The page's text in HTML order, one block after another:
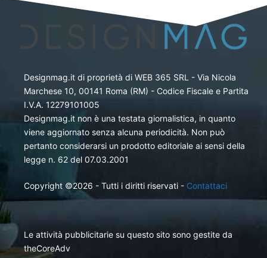
Designmag.it di proprietà di WEB 365 SRL - Via Nicola
Marchese 10, 00141 Roma (RM) - Codice Fiscale e Partita
I.V.A. 12279101005
Designmag.it non è una testata giornalistica, in quanto
viene aggiornato senza alcuna periodicità. Non può
pertanto considerarsi un prodotto editoriale ai sensi della
legge n. 62 del 07.03.2001
Copyright ©2026 - Tutti i diritti riservati - Contattaci
Le attività pubblicitarie su questo sito sono gestite da
theCoreAdv